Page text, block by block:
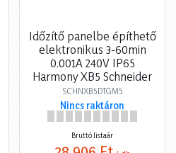
Időzítő panelbe építhető
elektronikus 3-60min
0.001A 240V IP65
Harmony XB5 Schneider
SCHNXB5DTGM5
Nincs raktáron
Bruttó listaár